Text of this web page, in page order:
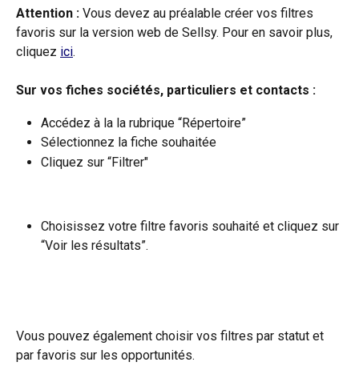
Attention : Vous devez au préalable créer vos filtres
favoris sur la version web de Sellsy. Pour en savoir plus,
cliquez ici.
Sur vos fiches sociétés, particuliers et contacts :
Accédez à la la rubrique “Répertoire”
Sélectionnez la fiche souhaitée
Cliquez sur “Filtrer"
Choisissez votre filtre favoris souhaité et cliquez sur
“Voir les résultats”.
Vous pouvez également choisir vos filtres par statut et
par favoris sur les opportunités.